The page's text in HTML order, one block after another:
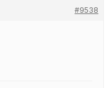
#9538